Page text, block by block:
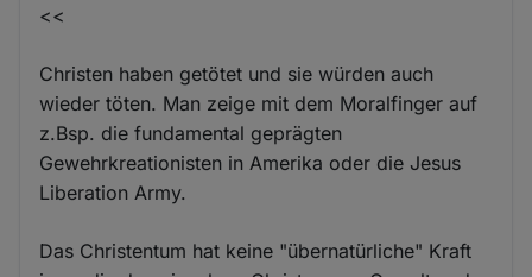
<<
Christen haben getötet und sie würden auch
wieder töten. Man zeige mit dem Moralfinger auf
z.Bsp. die fundamental geprägten
Gewehrkreationisten in Amerika oder die Jesus
Liberation Army.
Das Christentum hat keine "übernatürliche" Kraft